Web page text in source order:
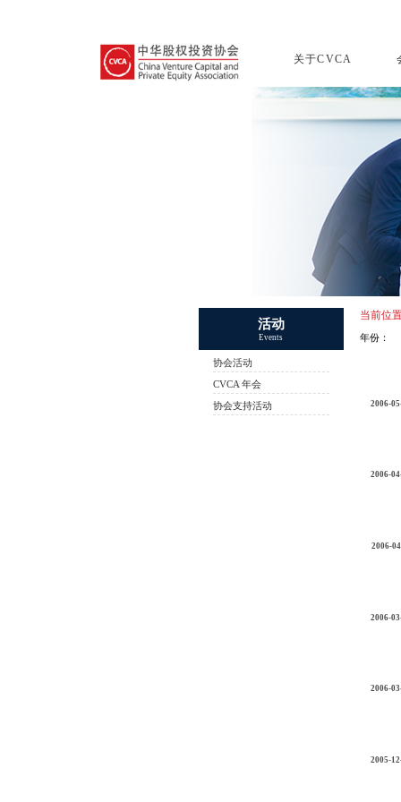
关于CVCA
活动
Events
协会活动
CVCA 年会
协会支持活动
当前位
年份：
2006-
2006-
2006-
2006-
2006-
2005-